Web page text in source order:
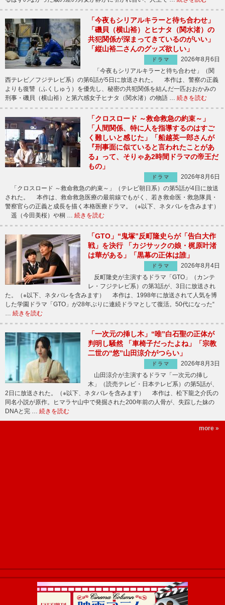
「今夜もシリアルキラーと待ち合わせ」
「磯貝（横山裕）とヒナタ（関水渚）の
共犯関係が深まってきているのがいい」
「縦山裕二さんのグッズ欲しい」
ドラマ
2026年8月6日
「今夜もシリアルキラーと待ち合わせ」（関
西テレビ／フジテレビ系）の第6話が5日に放送された。 本作は、警察の正義
よりも復讐（ふくしゅう）を優先し、秘密の共犯関係を結んだ一匹おおかみの
刑事・磯貝（横山裕）と第六感女子ヒナタ（関水渚）の物語 … 続きを読む
「クロスロード ～救命救急の約束～」
「人間関係、特に人を指導するのはすご
く難しいと感じた」「船越英一郎さんが
『刑事面に似ていると言われたことがあ
る』って、そりゃあ2時間ドラマの帝王だ
もの」
ドラマ
2026年8月6日
「クロスロード ～救命救急の約束～」（テレビ朝日系）の第5話が4日に放送
された。 本作は、救命救急医療の最前線でもがく、若き救命医・救急隊員・
警察官らの正義と成長を描く本格医療ドラマ。（※以下、ネタバレを含みます）
遥（今田美桜）や桐 … 続きを読む
「GTO」“鬼塚”反町隆史らが「告白大作
戦」を決行 「カジサックの娘・梶原叶渚
は華がある」「黒幕の正体は誰」
ドラマ
2026年8月4日
反町隆史が主演するドラマ「GTO」（カンテ
レ・フジテレビ系）の第3話が、3日に放送され
た。（※以下、ネタバレを含みます） 本作は、1998年に放送されて人気を博
した学園ドラマ「GTO」が28年ぶりに連続ドラマとして復活。50代になった“
… 続きを読む
「一次元の挿し木」“唯”白石聖の正体が
判明し騒然 「車椅子だったよね」「宗教
二世の“悠”山田涼介がつらい」
ドラマ
2026年8月3日
山田涼介が主演するドラマ「一次元の挿し
木」（読売テレビ・日本テレビ系）の第5話が、
2日に放送された。（※以下、ネタバレを含みます） 本作は、松下龍之介氏の
同名小説が原作。ヒマラヤ山中で発掘された200年前の人骨が、失踪した妹の
DNAと完 … 続きを読む
more »